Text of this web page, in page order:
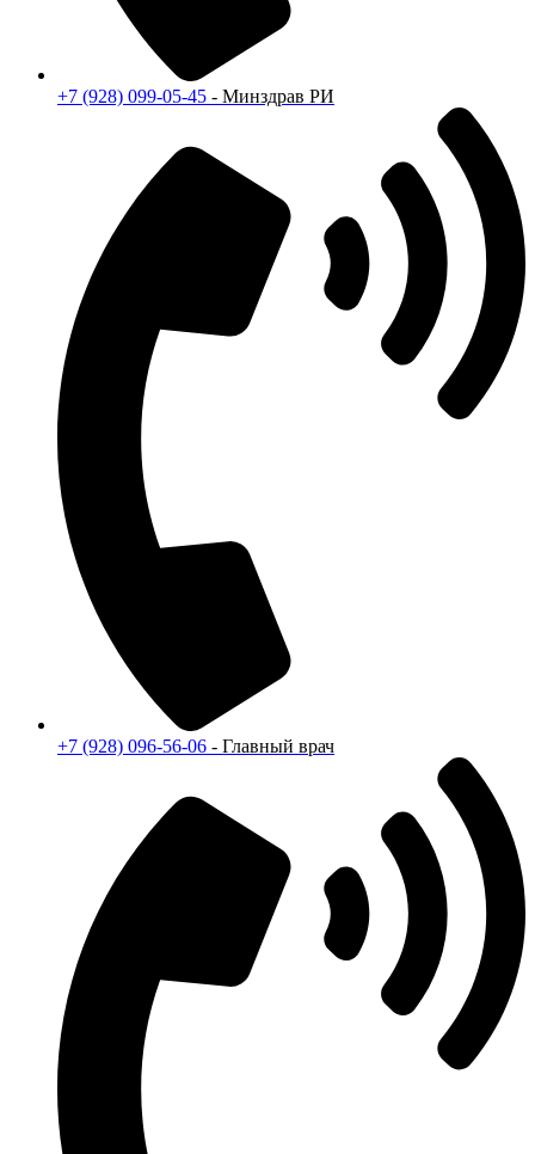
+7 (928) 099-05-45 - Минздрав РИ
+7 (928) 096-56-06 - Главный врач